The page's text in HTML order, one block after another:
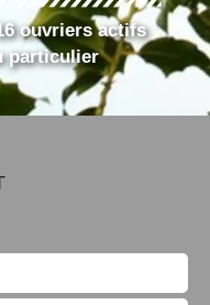
ouvriers actifs
particulier